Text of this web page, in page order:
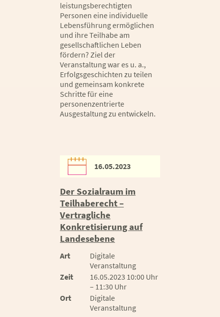
leistungsberechtigten
Personen eine individuelle
Lebensführung ermöglichen
und ihre Teilhabe am
gesellschaftlichen Leben
fördern? Ziel der
Veranstaltung war es u. a.,
Erfolgsgeschichten zu teilen
und gemeinsam konkrete
Schritte für eine
personenzentrierte
Ausgestaltung zu entwickeln.
16.05.2023
Der Sozialraum im
Teilhaberecht –
Vertragliche
Konkretisierung auf
Landesebene
Art
Digitale
Veranstaltung
Zeit
16.05.2023 10:00 Uhr
– 11:30 Uhr
Ort
Digitale
Veranstaltung